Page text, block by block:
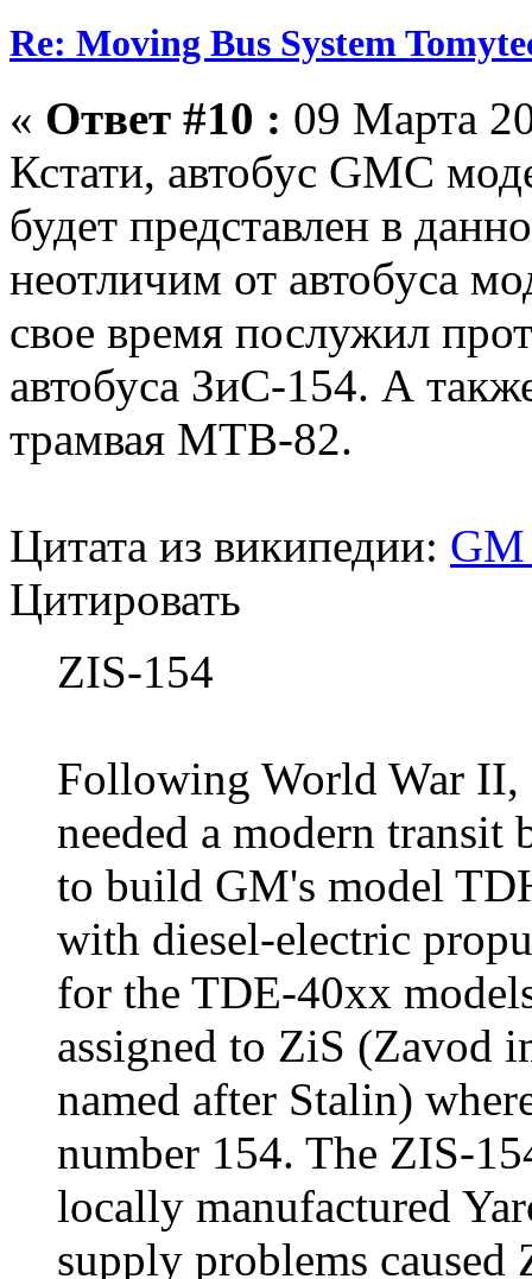
Re: Moving Bus System
« Ответ #10 : 09 Марта
Кстати, автобус GMC
будет представлен в
неотличим от автобуса
свое время послужил
автобуса ЗиС-154. А
трамвая МТВ-82.
Цитата из википедии:
Цитировать
ZIS-154
Following World War
needed a modern transit
to build GM's model
with diesel-electric
for the TDE-40xx
assigned to ZiS (Zavod
named after Stalin)
number 154. The ZIS-
locally manufactured
supply problems